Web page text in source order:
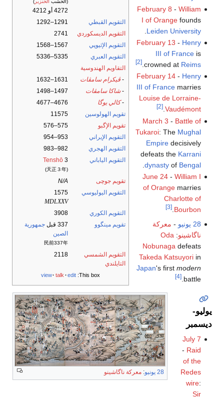
(الخشب الخنزير )
4272 أو 4212
التقويم القبطي
1291–1292
التقويم الديسكوردي
2741
التقويم الإثيوپي
1567–1568
التقويم العبري
5335–5336
التقاويم الهندوسية
- ڤيكرام سامڤات
1631–1632
-شاكا سامڤات
1497–1498
-كالي يوگا
4676–4677
تقويم الهولوسين
11575
تقويم الإگبو
575–576
التقويم الإيراني
953–954
التقويم الهجري
982–983
التقويم الياباني
Tenshō 3
(天正３年)
تقويم جوچى
N/A
التقويم اليوليوسي
1575
MDLXXV
التقويم الكوري
3908
تقويم مينگوو
337 قبل
جمهورية
الصين
民前337年
التقويم الشمسي
التايلندي
2118
This box:
view talk edit
February 8 - William
I of Orangefounds
Leiden University
February 13 - Henry
III of Franceis
crowned at Reims
.
[2]
February 14- Henry
III of Francemarries
Louise de Lorraine-
Vaudémont
.
[2]
March 3 - Battle of
Tukaroi: The Mughal
Empiredecisively
defeats the Karrani
dynastyof Bengal
June 24- William I
of Orangemarries
Charlotte of
Bourbon
.
[3]
28 يونيو : معركة ناگاشينو
28 يونيو - معركة
ناگاشينو:
Oda
Nobunaga defeats
Takeda Katsuyoriin
Japan's first modern
battle.
[4]
يوليو-
ديسمبر
July 7
- Raid
of the
Redes
wire:
Sir